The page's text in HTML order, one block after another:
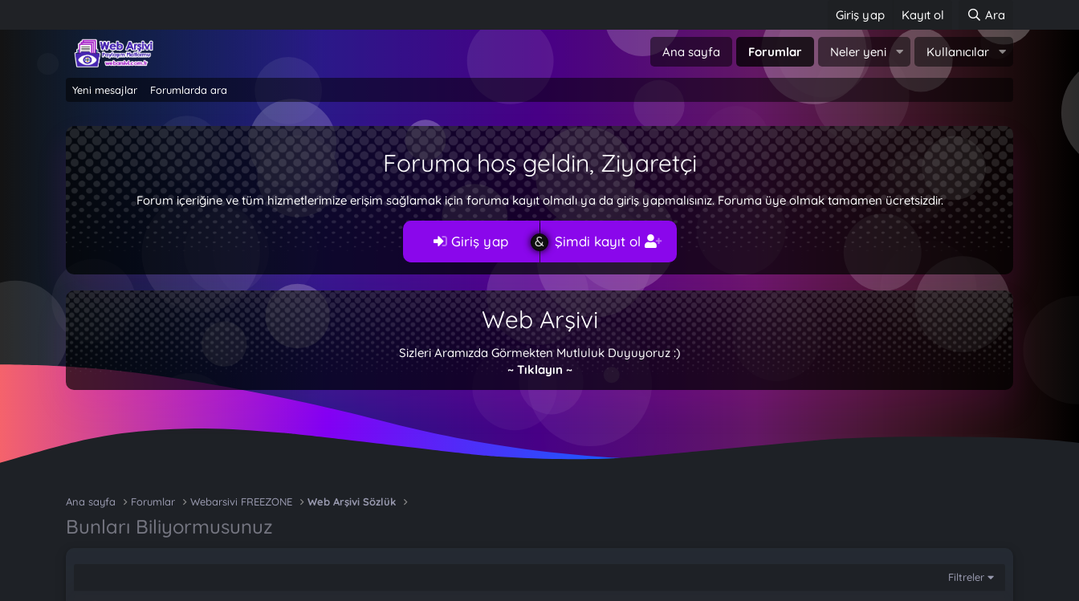
Giriş yap Kayıt ol Ara
Ana sayfa Forumlar Neler yeni Kullanıcılar
Yeni mesajlar Forumlarda ara
Foruma hoş geldin, Ziyaretçi
Forum içeriğine ve tüm hizmetlerimize erişim sağlamak için foruma kayıt olmalı ya da giriş yapmalısınız. Foruma üye olmak tamamen ücretsizdir.
Giriş yap Şimdi kayıt ol
Web Arşivi
Sizleri Aramızda Görmekten Mutluluk Duyuyoruz :)
~ Tıklayın ~
Ana sayfa Forumlar Webarsivi FREEZONE Web Arşivi Sözlük
Bunları Biliyormusunuz
Filtreler